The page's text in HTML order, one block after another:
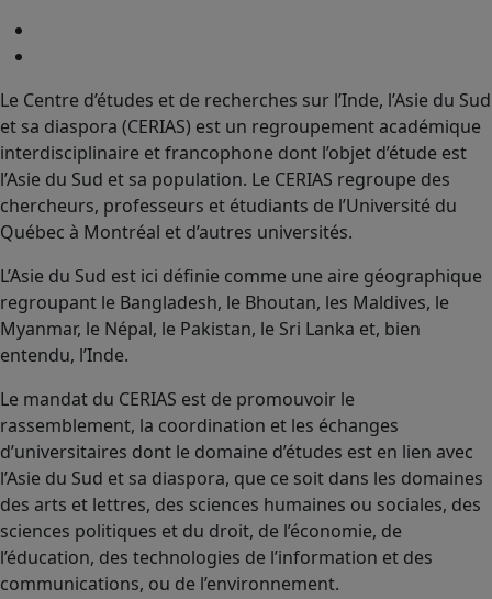
Le Centre d’études et de recherches sur l’Inde, l’Asie du Sud
et sa diaspora (CERIAS) est un regroupement académique
interdisciplinaire et francophone dont l’objet d’étude est
l’Asie du Sud et sa population. Le CERIAS regroupe des
chercheurs, professeurs et étudiants de l’Université du
Québec à Montréal et d’autres universités.
L’Asie du Sud est ici définie comme une aire géographique
regroupant le Bangladesh, le Bhoutan, les Maldives, le
Myanmar, le Népal, le Pakistan, le Sri Lanka et, bien
entendu, l’Inde.
Le mandat du CERIAS est de promouvoir le
rassemblement, la coordination et les échanges
d’universitaires dont le domaine d’études est en lien avec
l’Asie du Sud et sa diaspora, que ce soit dans les domaines
des arts et lettres, des sciences humaines ou sociales, des
sciences politiques et du droit, de l’économie, de
l’éducation, des technologies de l’information et des
communications, ou de l’environnement.